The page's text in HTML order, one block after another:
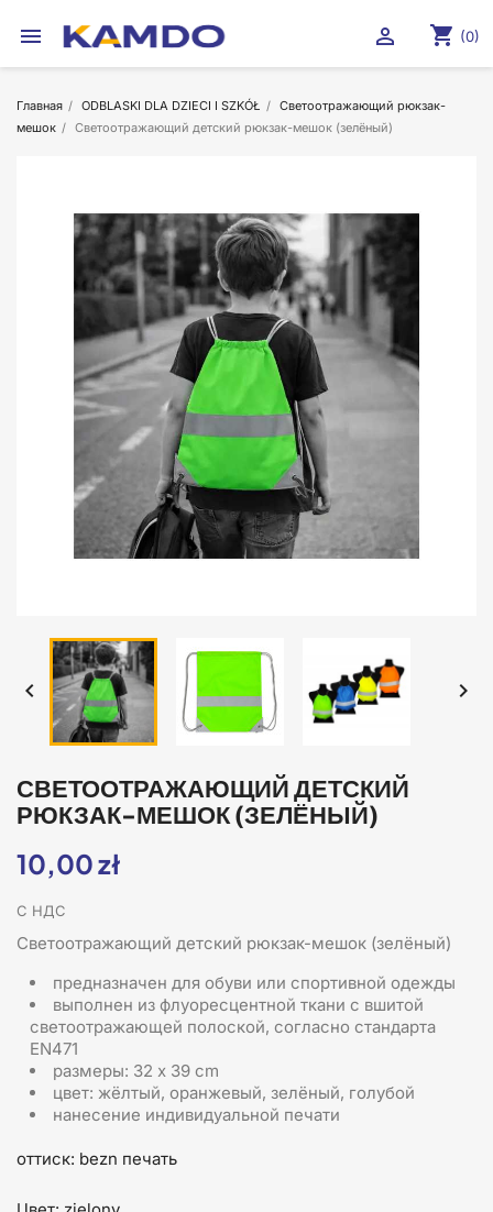
 shopping_cart (0)

Главная ODBLASKI DLA DZIECI I SZKÓŁ
Светоотражающий рюкзак-
мешок
Светоотражающий детский рюкзак-мешок (зелёный)
 
СВЕТООТРАЖАЮЩИЙ ДЕТСКИЙ
РЮКЗАК-МЕШОК (ЗЕЛЁНЫЙ)
10,00 zł
С НДС
Светоотражающий детский рюкзак-мешок (зелёный)
предназначен для обуви или спортивной одежды
выполнен из флуоресцентной ткани с вшитой
светоотражающей полоской, согласно стандарта
EN471
размеры: 32 x 39 cm
цвет: жёлтый, оранжевый, зелёный, голубой
нанесение индивидуальной печати
оттиск: bezn печать